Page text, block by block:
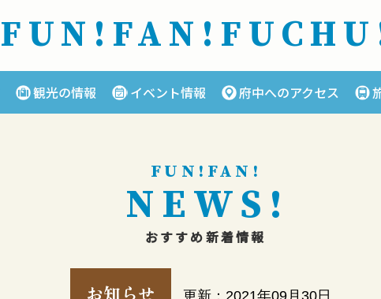
FUN!FAN!
観光の情報 イベント情報 府中へのアクセス
FUN!FAN!
NEWS!
おすすめ新着情報
お知らせ 更新：2021年09月30日